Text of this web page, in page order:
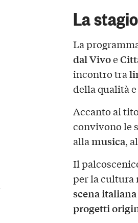
La
La
dal Vivoe
incontro tra
della qualità
Accanto ai
convivono le
allamusica,
Il
per la cultura
scena italiana
progetti